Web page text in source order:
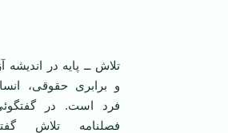
تلاش ــ پايه در انديشه
و برابری حقوقی،
فرد است. در
فصلنامه تلاش